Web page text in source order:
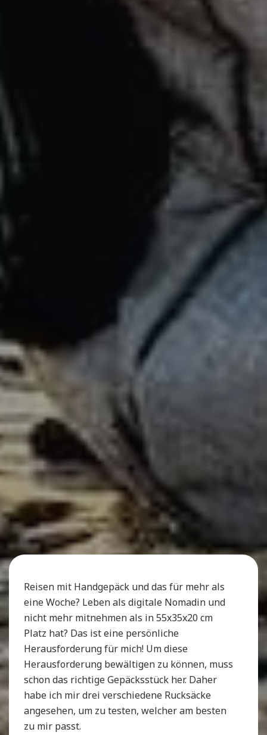
Reisen mit Handgepäck und das für mehr als
eine Woche? Leben als digitale Nomadin und
nicht mehr mitnehmen als in 55x35x20 cm
Platz hat? Das ist eine persönliche
Herausforderung für mich! Um diese
Herausforderung bewältigen zu können, muss
schon das richtige Gepäcksstück her. Daher
habe ich mir drei verschiedene Rucksäcke
angesehen, um zu testen, welcher am besten
zu mir passt.